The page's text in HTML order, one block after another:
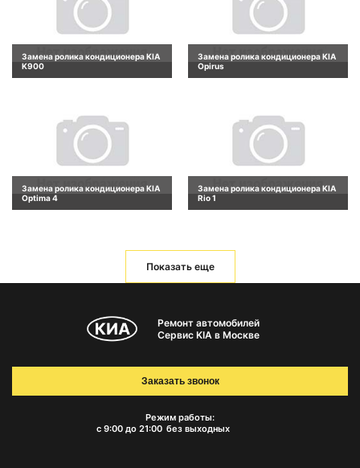
Замена ролика кондиционера KIA
K900
Замена ролика кондиционера KIA
Opirus
Замена ролика кондиционера KIA
Optima 4
Замена ролика кондиционера KIA
Rio 1
Показать еще
Ремонт автомобилей
Сервис KIA в Москве
Режим работы:
с 9:00 до 21:00 без выходных
Заказать звонок